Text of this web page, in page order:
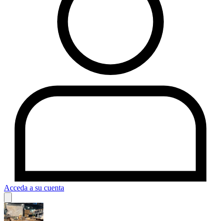
Acceda a su cuenta